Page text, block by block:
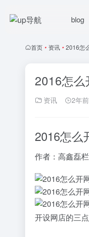
blog
首页 • 资讯 • 2016怎
2016怎么
资讯 2年
2016怎么
作者： 高鑫磊
开设网店的三点